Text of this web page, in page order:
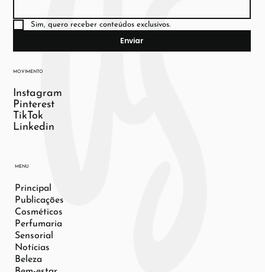
Sim, quero receber conteúdos exclusivos.
Enviar
MOVIMENTO
Instagram
Pinterest
TikTok
Linkedin
MENU
Principal
Publicações
Cosméticos
Perfumaria
Sensorial
Notícias
Beleza